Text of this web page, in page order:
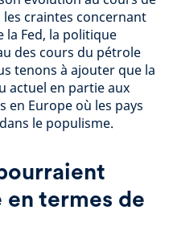
les craintes concernant
la Fed, la politique
des cours du pétrole
tenons à ajouter que la
actuel en partie aux
en Europe où les pays
le populisme.
en termes de